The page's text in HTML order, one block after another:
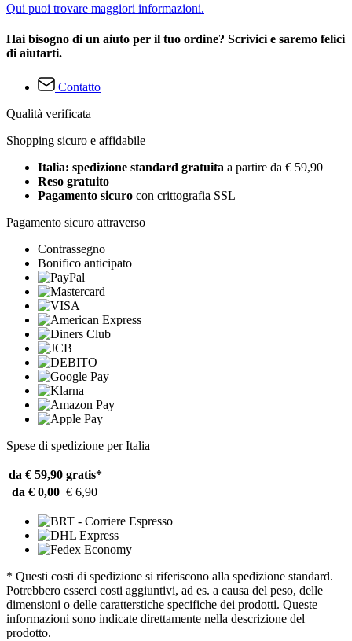
Qui puoi trovare maggiori informazioni.
Hai bisogno di un aiuto per il tuo ordine? Scrivici e saremo felici
di aiutarti.
Contatto
Qualità verificata
Shopping sicuro e affidabile
Italia: spedizione standard gratuita a partire da € 59,90
Reso gratuito
Pagamento sicuro con crittografia SSL
Pagamento sicuro attraverso
Contrassegno
Bonifico anticipato
Spese di spedizione per Italia
da € 59,90 gratis*
da € 0,00 € 6,90
* Questi costi di spedizione si riferiscono alla spedizione standard.
Potrebbero esserci costi aggiuntivi, ad es. a causa del peso, delle
dimensioni o delle caratterstiche specifiche dei prodotti. Queste
informazioni sono indicate direttamente nella descrizione del
prodotto.